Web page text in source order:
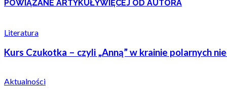
POWIĄZANE ARTYKUŁYWIĘCEJ OD AUTORA
Literatura
Kurs Czukotka – czyli „Anną” w krainie polarnych
Aktualności